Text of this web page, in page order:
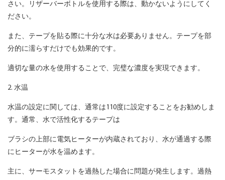
さい。リザーバーボトルを使用する際は、動かないようにしてく
ださい。
また、テープを貼る際に十分な水は必要ありません。テープを部
分的に濡らすだけでも効果的です。
適切な量​​の水を使用することで、完璧な濃度を実現できます。
2. 水温
水温の設定に関しては、通常は110度に設定することをお勧めしま
す。通常、水で活性化するテープは
ブラシの上部に電気ヒーターが内蔵されており、水が通過する際
にヒーターが水を温めます。
主に、サーモスタットを過熱した場合に問題が発生します。過熱